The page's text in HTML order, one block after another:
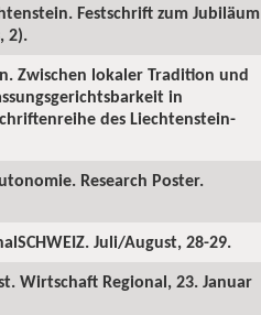
Festschrift zum Jubiläum
2).
Zwischen lokaler Tradition und
in
des Liechtenstein-
Research Poster.
Juli/August, 28-29.
Wirtschaft Regional, 23. Januar